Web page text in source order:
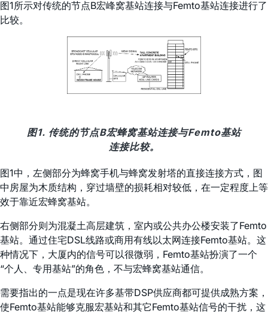
图1所示对传统的节点B宏峰窝基站连接与Femto基站连接进行了
比较。
图1. 传统的节点B宏蜂窝基站连接与Femto基站
连接比较。
图1中，左侧部分为蜂窝手机与蜂窝发射塔的直接连接方式，图
中房屋为木质结构，穿过墙壁的损耗相对较低，在一定程度上等
效于靠近宏蜂窝基站。
右侧部分则为混凝土高层建筑，室内或公共办公楼安装了Femto
基站。通过住宅DSL线路或商用有线以太网连接Femto基站。这
种情况下，大厦内的信号可以很微弱，Femto基站扮演了一个
“个人、专用基站”的角色，不与宏蜂窝基站通信。
需要指出的一点是现在许多基带DSP供应商都可提供成熟方案，
使Femto基站能够克服宏基站和其它Femto基站信号的干扰，这